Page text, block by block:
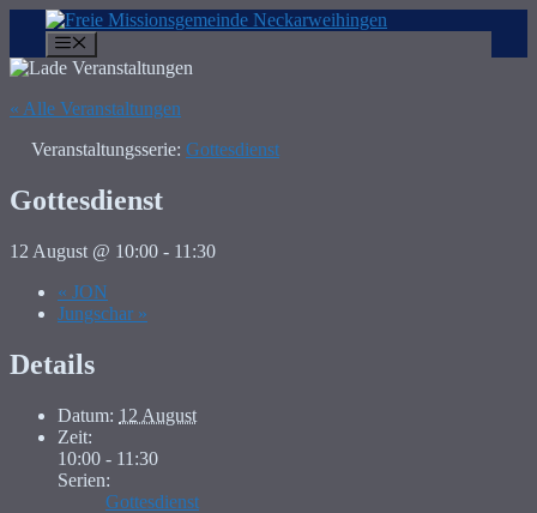
Inhalt
springen
« Alle Veranstaltungen
Veranstaltungsserie: Gottesdienst
Gottesdienst
12 August @ 10:00 - 11:30
« JON
Jungschar »
Details
Datum: 12 August
Zeit:
10:00 - 11:30
Serien:
Gottesdienst